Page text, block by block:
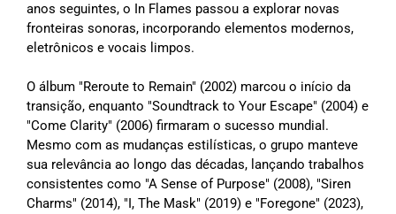
anos seguintes, o In Flames passou a explorar novas
fronteiras sonoras, incorporando elementos modernos,
eletrônicos e vocais limpos.
O álbum "Reroute to Remain" (2002) marcou o início da
transição, enquanto "Soundtrack to Your Escape" (2004) e
"Come Clarity" (2006) firmaram o sucesso mundial.
Mesmo com as mudanças estilísticas, o grupo manteve
sua relevância ao longo das décadas, lançando trabalhos
consistentes como "A Sense of Purpose" (2008), "Siren
Charms" (2014), "I, The Mask" (2019) e "Foregone" (2023),